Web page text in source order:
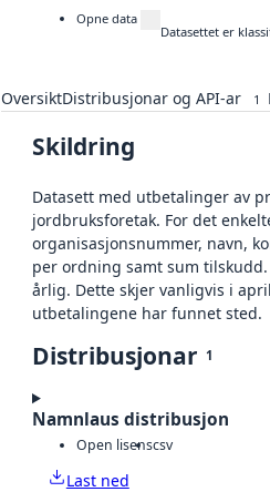
Opne data
Datasettet er
OversiktDistribusjonar og API-ar 1
Skildring
Datasett med utbetalinger av
jordbruksforetak. For det
organisasjonsnummer, navn,
per ordning samt sum
årlig. Dette skjer vanligvis i
utbetalingene har funnet sted.
Distribusjonar 1
Namnlaus distribusjon
Open lisenscsv
Last ned